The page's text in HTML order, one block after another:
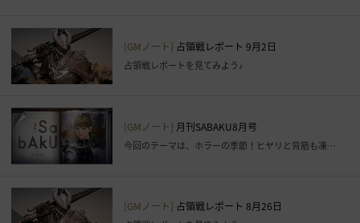
こ
と
ま
す
ぐ
[GMノート] 占領戦レポート 9月2日
占領戦レポートを見てみよう♪
[GMノート] 月刊SABAKU8月号
今回のテーマは、ホラーの季節！ヒヤリと背筋も凍る夏の衣装コーデ
[GMノート] 占領戦レポート 8月26日